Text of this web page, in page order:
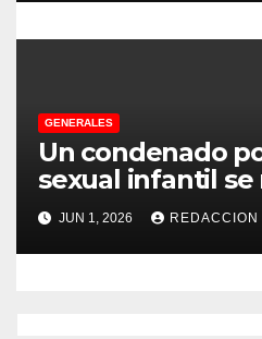
GENERALES
Un condenado
sexual infantil se
psicopedagogo
Servicio
Rioja
JUN 1, 2026